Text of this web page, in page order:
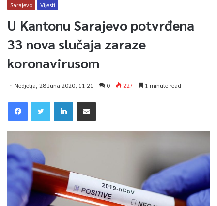
Sarajevo Vijesti
U Kantonu Sarajevo potvrđena
33 nova slučaja zaraze
koronavirusom
Nedjelja, 28 Juna 2020, 11:21 0 227 1 minute read